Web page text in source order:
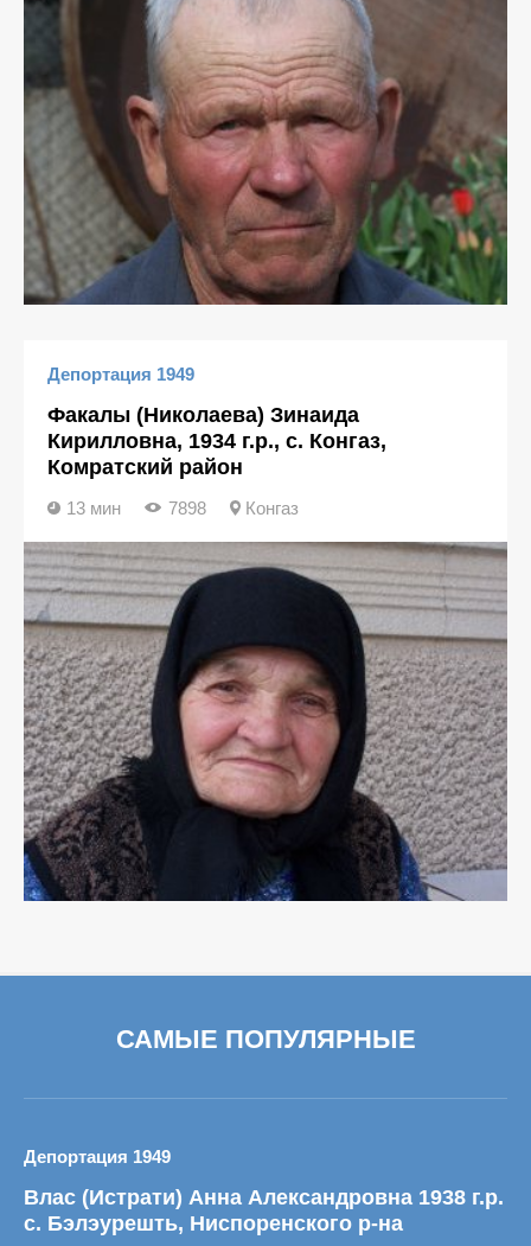
Депортация 1949
Факалы (Николаева) Зинаида
Кирилловна, 1934 г.р., с. Конгаз,
Комратский район
13 мин 7898 Конгаз
САМЫЕ ПОПУЛЯРНЫЕ
Депортация 1949
Влас (Истрати) Анна Александровна 1938 г.р.
с. Бэлэурешть, Ниспоренского р-на